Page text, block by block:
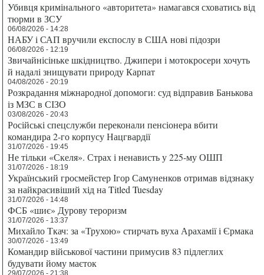
Убивця кримінального «авторитета» намагався сховатись від
тюрми в ЗСУ
06/08/2026 - 14:28
НАБУ і САП вручили експослу в США нові підозри
06/08/2026 - 12:19
Звичайнісіньке шкідництво. Джипери і мотокросери хочуть
й надалі знищувати природу Карпат
04/08/2026 - 20:19
Розкрадання міжнародної допомоги: суд відправив Банькова
із МЗС в СІЗО
03/08/2026 - 20:43
Російські спецслужби переконали пенсіонера вбити
командира 2-го корпусу Нацгвардії
31/07/2026 - 19:45
Не тільки «Скеля». Страх і ненависть у 225-му ОШП
31/07/2026 - 18:19
Український гросмейстер Ігор Самуненков отримав відзнаку
за найкрасивіший хід на Titled Tuesday
31/07/2026 - 14:48
ФСБ «шиє» Дурову тероризм
31/07/2026 - 13:37
Михайло Ткач: за «Трухою» стирчать вуха Арахамії і Єрмака
30/07/2026 - 13:49
Командир військової частини примусив 83 підлеглих
будувати йому маєток
29/07/2026 - 21:38